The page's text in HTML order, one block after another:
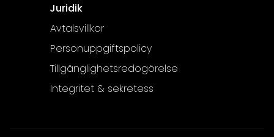
Juridik
Avtalsvillkor
Personuppgiftspolicy
Tillgänglighetsredogörelse
Integritet & sekretess